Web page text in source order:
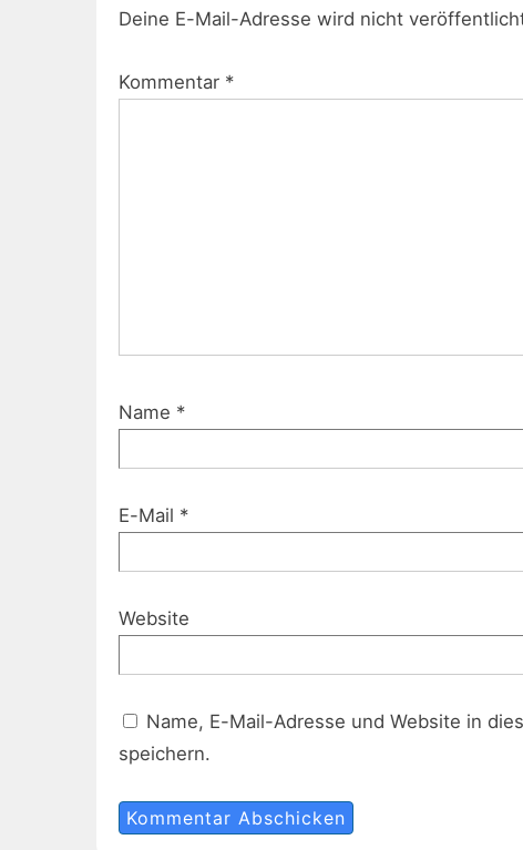
Deine E-Mail-Adresse wird nicht
Kommentar *
Name *
E-Mail *
Website
Name, E-Mail-Adresse und Website in
speichern.